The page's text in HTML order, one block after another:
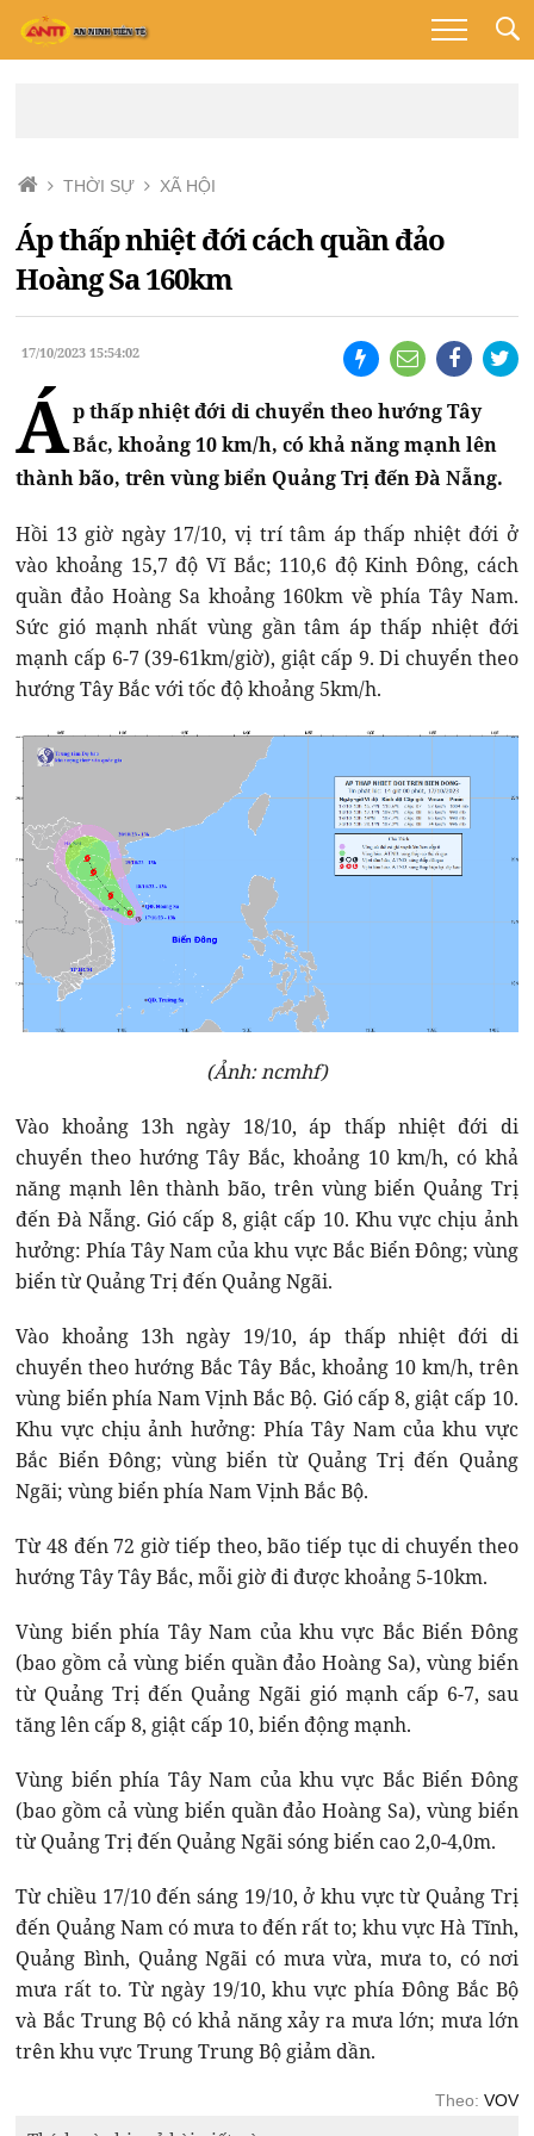
THỜI SỰ XÃ HỘI
Áp thấp nhiệt đới cách quần đảo
Hoàng Sa 160km
17/10/2023 15:54:02
Áp thấp nhiệt đới di chuyển theo hướng Tây
Bắc, khoảng 10 km/h, có khả năng mạnh lên
thành bão, trên vùng biển Quảng Trị đến Đà Nẵng.
Hồi 13 giờ ngày 17/10, vị trí tâm áp thấp nhiệt đới ở
vào khoảng 15,7 độ Vĩ Bắc; 110,6 độ Kinh Đông, cách
quần đảo Hoàng Sa khoảng 160km về phía Tây Nam.
Sức gió mạnh nhất vùng gần tâm áp thấp nhiệt đới
mạnh cấp 6-7 (39-61km/giờ), giật cấp 9. Di chuyển theo
hướng Tây Bắc với tốc độ khoảng 5km/h.
(Ảnh: ncmhf)
Vào khoảng 13h ngày 18/10, áp thấp nhiệt đới di
chuyển theo hướng Tây Bắc, khoảng 10 km/h, có khả
năng mạnh lên thành bão, trên vùng biển Quảng Trị
đến Đà Nẵng. Gió cấp 8, giật cấp 10. Khu vực chịu ảnh
hưởng: Phía Tây Nam của khu vực Bắc Biển Đông; vùng
biển từ Quảng Trị đến Quảng Ngãi.
Vào khoảng 13h ngày 19/10, áp thấp nhiệt đới di
chuyển theo hướng Bắc Tây Bắc, khoảng 10 km/h, trên
vùng biển phía Nam Vịnh Bắc Bộ. Gió cấp 8, giật cấp 10.
Khu vực chịu ảnh hưởng: Phía Tây Nam của khu vực
Bắc Biển Đông; vùng biển từ Quảng Trị đến Quảng
Ngãi; vùng biển phía Nam Vịnh Bắc Bộ.
Từ 48 đến 72 giờ tiếp theo, bão tiếp tục di chuyển theo
hướng Tây Tây Bắc, mỗi giờ đi được khoảng 5-10km.
Vùng biển phía Tây Nam của khu vực Bắc Biển Đông
(bao gồm cả vùng biển quần đảo Hoàng Sa), vùng biển
từ Quảng Trị đến Quảng Ngãi gió mạnh cấp 6-7, sau
tăng lên cấp 8, giật cấp 10, biển động mạnh.
Vùng biển phía Tây Nam của khu vực Bắc Biển Đông
(bao gồm cả vùng biển quần đảo Hoàng Sa), vùng biển
từ Quảng Trị đến Quảng Ngãi sóng biển cao 2,0-4,0m.
Từ chiều 17/10 đến sáng 19/10, ở khu vực từ Quảng Trị
đến Quảng Nam có mưa to đến rất to; khu vực Hà Tĩnh,
Quảng Bình, Quảng Ngãi có mưa vừa, mưa to, có nơi
mưa rất to. Từ ngày 19/10, khu vực phía Đông Bắc Bộ
và Bắc Trung Bộ có khả năng xảy ra mưa lớn; mưa lớn
trên khu vực Trung Trung Bộ giảm dần.
Theo: VOV